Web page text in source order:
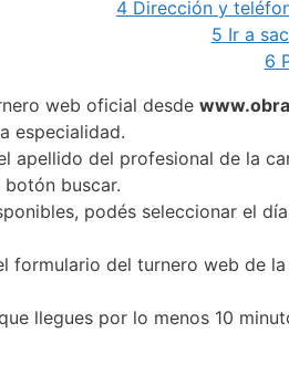
4 Dirección y
5 Ir a
6
web oficial desde
especialidad.
apellido del profesional de la
buscar.
podés seleccionar el
llegues por lo menos 10